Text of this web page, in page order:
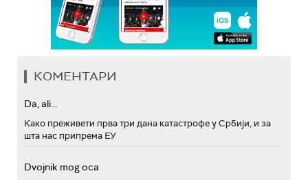
КОМЕНТАРИ
Da, ali...
Како преживети прва три дана катастрофе у Србији, и за
шта нас припрема ЕУ
Dvojnik mog oca